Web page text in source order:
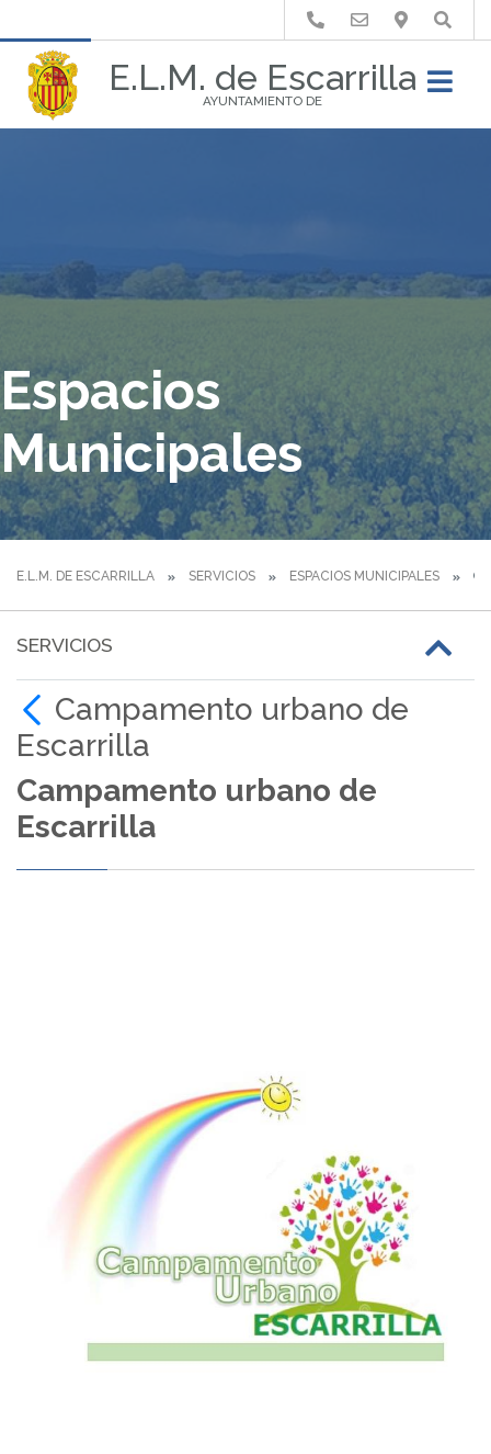
E.L.M. de Escarrilla
AYUNTAMIENTO DE
Buscar
Espacios
Municipales
E.L.M. DE ESCARRILLA SERVICIOS ESPACIOS MUNICIPALES
SERVICIOS
Campamento urbano de
Escarrilla
Campamento urbano de
Escarrilla